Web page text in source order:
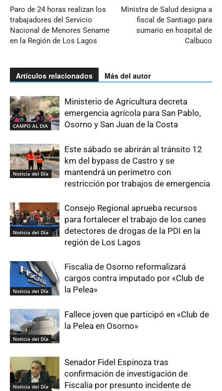
Paro de 24 horas realizan los
trabajadores del Servicio
Nacional de Menores Sename
en la Región de Los Lagos
Ministra de Salud designa a
fiscal de Santiago para
sumario en hospital de
Calbuco
Artículos relacionados Más del autor
CAMPO AL DIA
Ministerio de Agricultura decreta
emergencia agrícola para San Pablo,
Osorno y San Juan de la Costa
Noticia del Día
Este sábado se abrirán al tránsito 12
km del bypass de Castro y se
mantendrá un perímetro con
restricción por trabajos de emergencia
Noticia del Día
Consejo Regional aprueba recursos
para fortalecer el trabajo de los canes
detectores de drogas de la PDI en la
región de Los Lagos
Noticia del Día
Fiscalía de Osorno reformalizará
cargos contra imputado por «Club de
la Pelea»
Noticia del Día
Fallece joven que participó en «Club de
la Pelea en Osorno»
Noticia del Día
Senador Fidel Espinoza tras
confirmación de investigación de
Fiscalía por presunto incidente de